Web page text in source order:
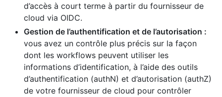
d’accès à court terme à partir du fournisseur de
cloud via OIDC.
Gestion de l’authentification et de l’autorisation :
vous avez un contrôle plus précis sur la façon
dont les workflows peuvent utiliser les
informations d’identification, à l’aide des outils
d’authentification (authN) et d’autorisation (authZ)
de votre fournisseur de cloud pour contrôler